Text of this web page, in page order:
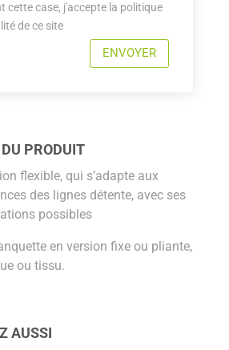
cette case, j'accepte la politique
de ce site
ENVOYER
PRODUIT
flexible, qui s’adapte aux
des lignes détente, avec ses
possibles
en version fixe ou pliante,
ou tissu.
AUSSI